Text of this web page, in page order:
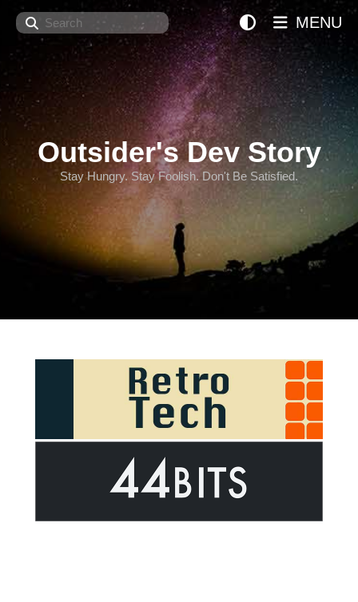
Search
Outsider's Dev Story
Stay Hungry. Stay Foolish. Don't Be Satisfied.
MENU